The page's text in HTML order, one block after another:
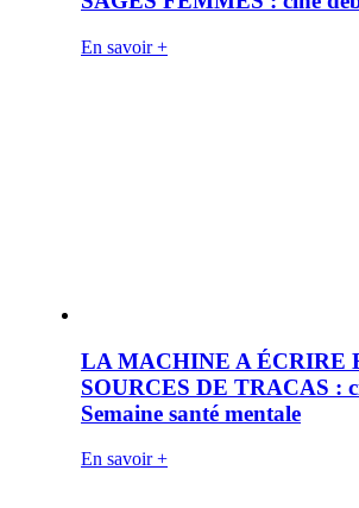
En savoir +
LA MACHINE A ÉCRIRE
SOURCES DE TRACAS :
Semaine santé mentale
En savoir +